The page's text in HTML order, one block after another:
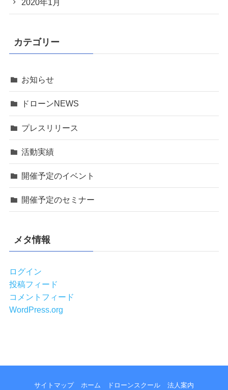
2020年1月
カテゴリー
お知らせ
ドローンNEWS
プレスリリース
活動実績
開催予定のイベント
開催予定のセミナー
メタ情報
ログイン
投稿フィード
コメントフィード
WordPress.org
サイトマップ ホーム ドローンスクール 法人案内